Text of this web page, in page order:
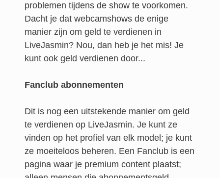
problemen tijdens de show te voorkomen.
Dacht je dat webcamshows de enige
manier zijn om geld te verdienen in
LiveJasmin? Nou, dan heb je het mis! Je
kunt ook geld verdienen door...
Fanclub abonnementen
Dit is nog een uitstekende manier om geld
te verdienen op LiveJasmin. Je kunt ze
vinden op het profiel van elk model; je kunt
ze moeiteloos beheren. Een Fanclub is een
pagina waar je premium content plaatst;